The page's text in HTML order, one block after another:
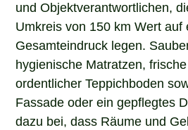
und Objektverantwortlichen,
Umkreis von 150 km Wert auf
Gesamteindruck legen.
hygienische Matratzen,
ordentlicher Teppichboden
Fassade oder ein gepflegtes
dazu bei, dass Räume und